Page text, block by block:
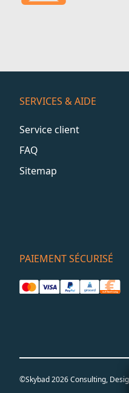
SERVICES & AIDE
Service client
FAQ
Sitemap
PAIEMENT SÉCURISÉ
©Skybad 2026 Consulting,